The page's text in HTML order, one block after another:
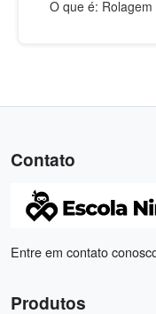
O que é:
Contato
Entre em contato
Produtos